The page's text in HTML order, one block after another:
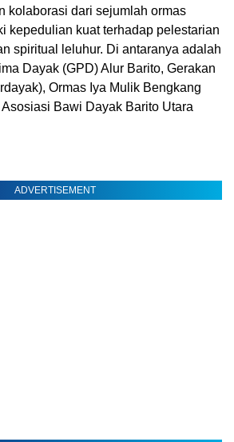
kolaborasi dari sejumlah ormas
kepedulian kuat terhadap pelestarian
spiritual leluhur. Di antaranya adalah
Dayak (GPD) Alur Barito, Gerakan
Ormas Iya Mulik Bengkang
Bawi Dayak Barito Utara
ADVERTISEMENT